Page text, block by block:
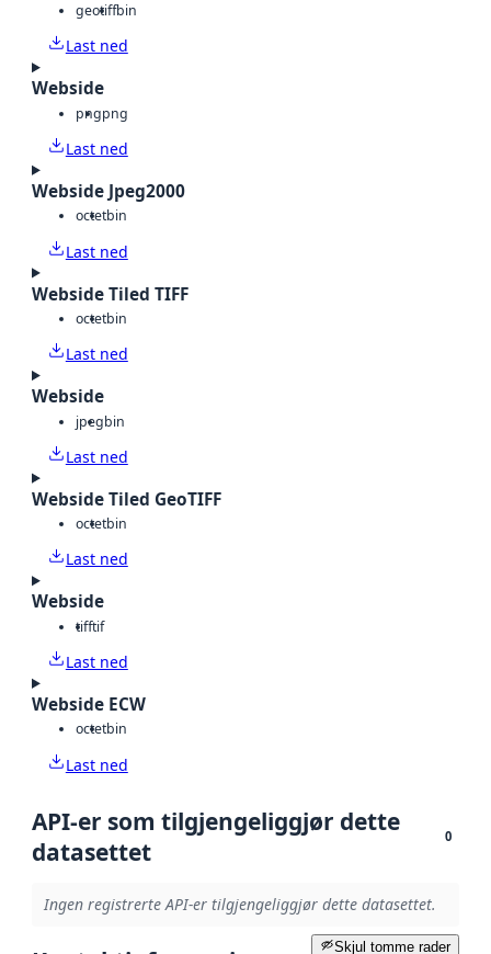
geotiffbin
Last ned
Webside
pngpng
Last ned
Webside Jpeg2000
octetbin
Last ned
Webside Tiled TIFF
octetbin
Last ned
Webside
jpegbin
Last ned
Webside Tiled GeoTIFF
octetbin
Last ned
Webside
tifftif
Last ned
Webside ECW
octetbin
Last ned
API-er som tilgjengeliggjør dette
datasettet
0
Ingen registrerte API-er tilgjengeliggjør dette datasettet.
Skjul tomme rader